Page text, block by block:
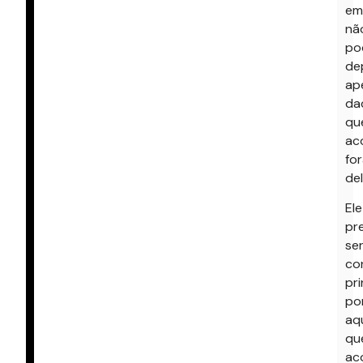
Ele
ser